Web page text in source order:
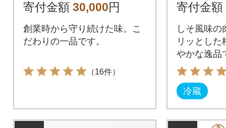
寄付金額 30,000円
創業時から守り続けた味。こ
だわりの一品です。
（16件）
寄付金額
しそ風味の
リッとした
やかな逸品
にぜひ!
冷蔵